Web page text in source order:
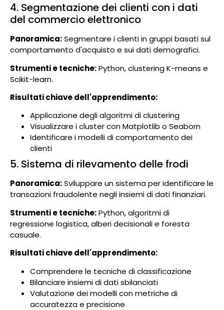
4. Segmentazione dei clienti con i dati
del commercio elettronico
Panoramica:Segmentare i clienti in gruppi basati sul
comportamento d'acquisto e sui dati demografici.
Strumenti e tecniche:Python, clustering K-means e
Scikit-learn.
Risultati chiave dell'apprendimento:
Applicazione degli algoritmi di clustering
Visualizzare i cluster con Matplotlib o Seaborn
Identificare i modelli di comportamento dei
clienti
5. Sistema di rilevamento delle frodi
Panoramica:Sviluppare un sistema per identificare le
transazioni fraudolente negli insiemi di dati finanziari.
Strumenti e tecniche:Python, algoritmi di
regressione logistica, alberi decisionali e foresta
casuale.
Risultati chiave dell'apprendimento:
Comprendere le tecniche di classificazione
Bilanciare insiemi di dati sbilanciati
Valutazione dei modelli con metriche di
accuratezza e precisione